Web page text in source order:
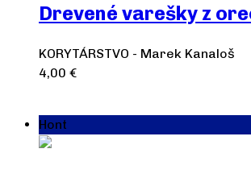
Drevené varešky z
KORYTÁRSTVO - Marek Kanaloš
4,00 €
Hont